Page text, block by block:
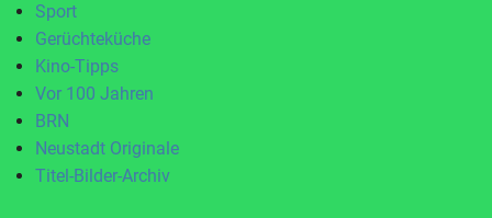
Sport
Gerüchteküche
Kino-Tipps
Vor 100 Jahren
BRN
Neustadt Originale
Titel-Bilder-Archiv